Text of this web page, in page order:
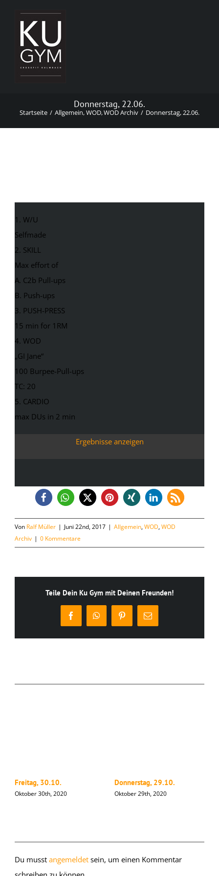
springen
Donnerstag, 22.06.
Startseite Allgemein WOD WOD Archiv Donnerstag, 22.06.
1. W/U
Selfmade
2. SKILL
Max effort of
A. C2b Pull-ups
B. Push-ups
3. PUSH-PRESS
15 min for 1RM
4. WOD
„GI Jane“
100 Burpee-Pull-ups
TC: 20
5. CARDIO
max DUs in 2 min
Ergebnisse anzeigen
Von Ralf Müller | Juni 22nd, 2017 | Allgemein,WOD,WOD
Archiv | 0 Kommentare
Teile Dein Ku Gym mit Deinen Freunden!
FacebookWhatsAppPinterest
E-
Mail
Freitag, 30.10.
Oktober 30th, 2020
Donnerstag, 29.10.
Oktober 29th, 2020
Du musst angemeldet sein, um einen Kommentar